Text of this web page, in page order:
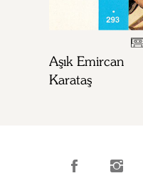
Aşık Emircan
Karataş